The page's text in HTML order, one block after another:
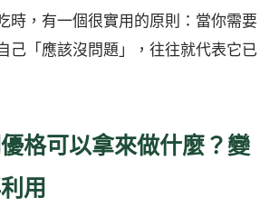
時，有一個很實用的原則：當你需要
己「應該沒問題」，往往就代表它已
格可以拿來做什麼？變
用